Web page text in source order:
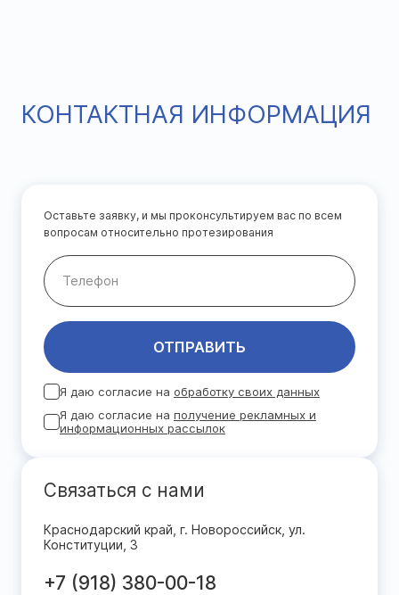
КОНТАКТНАЯ ИНФОРМАЦИЯ
Оставьте заявку, и мы проконсультируем вас по всем
вопросам относительно протезирования
ОТПРАВИТЬ
Я даю согласие на обработку своих данных
Я даю согласие на получение рекламных и
информационных рассылок
Связаться с нами
Краснодарский край, г. Новороссийск, ул.
Конституции, 3
+7 (918) 380-00-18